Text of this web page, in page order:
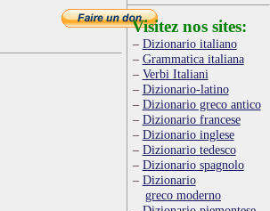
Visitez nos sites:
Dizionario italiano
Grammatica italiana
Verbi Italiani
Dizionario-latino
Dizionario greco antico
Dizionario francese
Dizionario inglese
Dizionario tedesco
Dizionario spagnolo
Dizionario
greco moderno